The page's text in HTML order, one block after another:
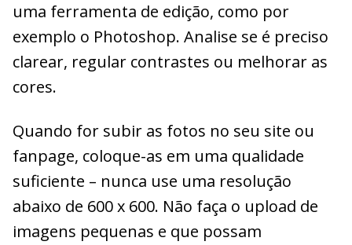
uma ferramenta de edição, como por
exemplo o Photoshop. Analise se é preciso
clarear, regular contrastes ou melhorar as
cores.
Quando for subir as fotos no seu site ou
fanpage, coloque-as em uma qualidade
suficiente – nunca use uma resolução
abaixo de 600 x 600. Não faça o upload de
imagens pequenas e que possam